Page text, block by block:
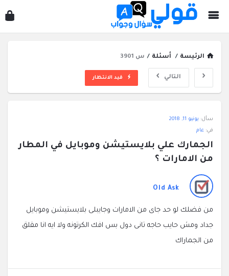
الرئيسة / أسئلة / س 3901
التالي قيد الانتظار
سؤال
وجواب
الاحدث
سأل: يونيو 11, 2018
في: عام
الجمارك علي بلايستيشن وموبايل في المطار
من الامارات ؟
Old Ask
من فضلك لو حد جاى من الامارات وجايبلى بلايستيشن وموبايل
جداد ومش حايب حاجه تانى دول بس افك الكرتونه ولا ايه انا مقلق
من الجماراك